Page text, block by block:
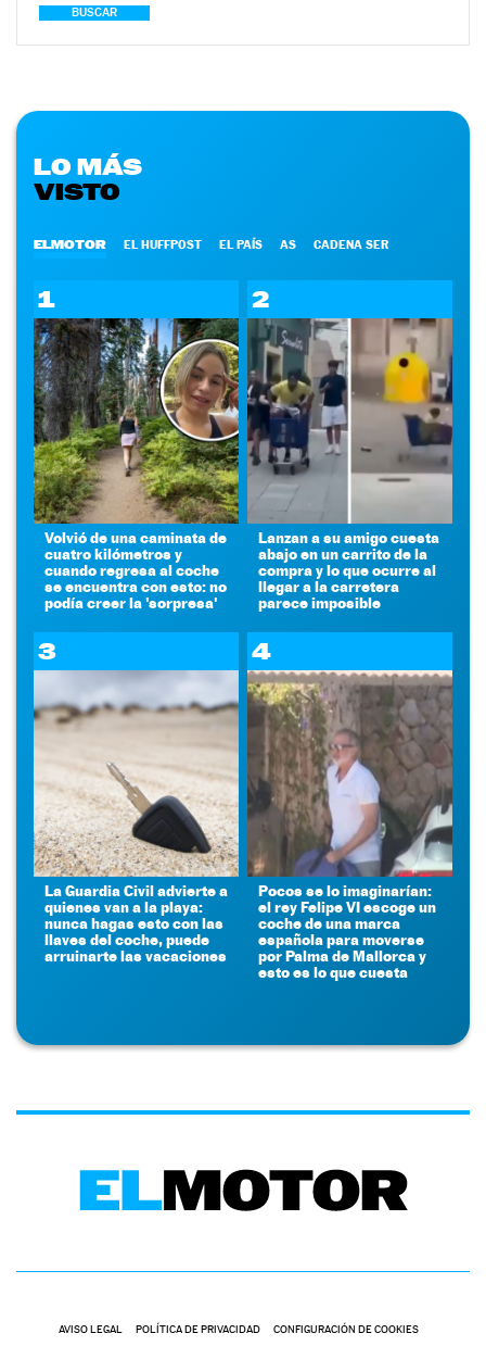
BUSCAR
LO MÁS
VISTO
ELMOTOR EL HUFFPOST EL PAÍS AS CADENA SER
1
Volvió de una caminata de
cuatro kilómetros y
cuando regresa al coche
se encuentra con esto: no
podía creer la 'sorpresa'
2
Lanzan a su amigo cuesta
abajo en un carrito de la
compra y lo que ocurre al
llegar a la carretera
parece imposible
3
La Guardia Civil advierte a
quienes van a la playa:
nunca hagas esto con las
llaves del coche, puede
arruinarte las vacaciones
4
Pocos se lo imaginarían:
el rey Felipe VI escoge un
coche de una marca
española para moverse
por Palma de Mallorca y
esto es lo que cuesta
AVISO LEGAL POLÍTICA DE PRIVACIDAD CONFIGURACIÓN DE COOKIES